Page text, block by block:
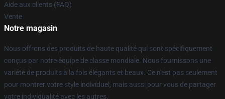
Aide aux clients (FAQ)
Vente
Notre magasin
Nous offrons des produits de haute qualité qui sont spécifiquement
conçus par notre équipe de classe mondiale. Nous fournissons une
variété de produits à la fois élégants et beaux. Ce n'est pas seulement
pour montrer votre style individuel, mais aussi pour vous de partager
votre individualité avec les autres.